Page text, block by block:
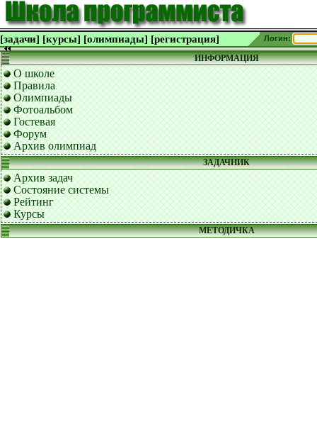
[задачи] [курсы] [олимпиады] [регистрация] Логин:
ИНФОРМАЦИЯ
О школе
Правила
Олимпиады
Фотоальбом
Гостевая
Форум
Архив олимпиад
ЗАДАЧНИК
Архив задач
Состояние системы
Рейтинг
Курсы
МЕТОДИЧКА